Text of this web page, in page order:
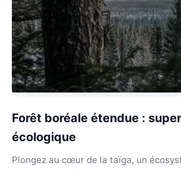
Forêt boréale étendue :
écologique
Plongez au cœur de la taïga, un